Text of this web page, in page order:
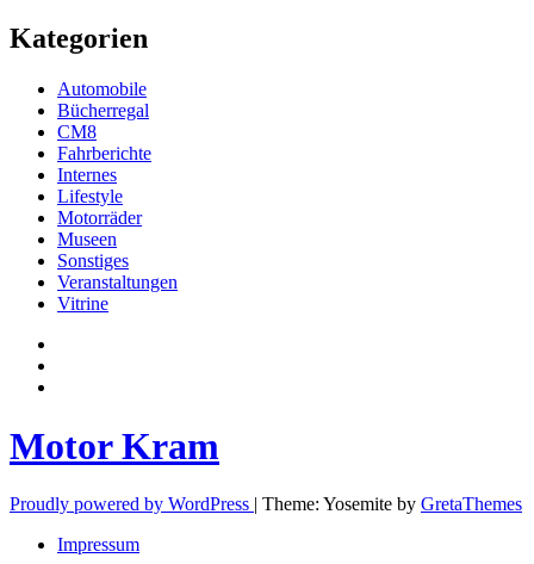
Kategorien
Automobile
Bücherregal
CM8
Fahrberichte
Internes
Lifestyle
Motorräder
Museen
Sonstiges
Veranstaltungen
Vitrine
Motor Kram
Proudly powered by WordPress | Theme: Yosemite by GretaThemes
Impressum